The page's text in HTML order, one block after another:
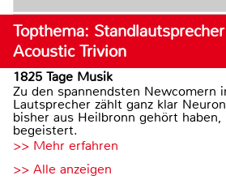
Topthema:
Acoustic Trivion
1825 Tage Musik
Zu den spannendsten Newcomern
Lautsprecher zählt ganz klar
bisher aus Heilbronn gehört
begeistert.
>> Mehr erfahren
>> Alle anzeigen